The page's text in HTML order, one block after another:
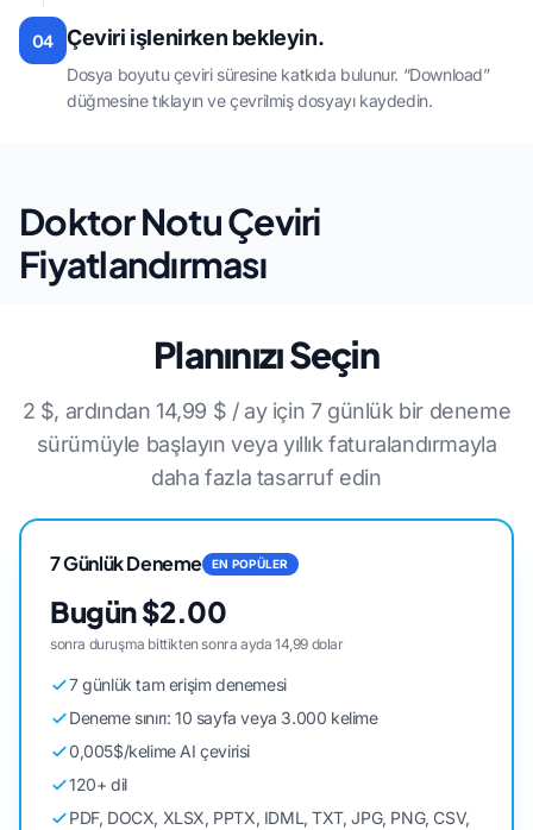
04 Çeviri işlenirken bekleyin.
Dosya boyutu çeviri süresine katkıda bulunur. “Download”
düğmesine tıklayın ve çevrilmiş dosyayı kaydedin.
Doktor Notu Çeviri
Fiyatlandırması
Planınızı Seçin
2 $, ardından 14,99 $ / ay için 7 günlük bir deneme
sürümüyle başlayın veya yıllık faturalandırmayla
daha fazla tasarruf edin
7 Günlük Deneme EN POPÜLER
Bugün $2.00
sonra duruşma bittikten sonra ayda 14,99 dolar
7 günlük tam erişim denemesi
Deneme sınırı: 10 sayfa veya 3.000 kelime
0,005$/kelime AI çevirisi
120+ dil
PDF, DOCX, XLSX, PPTX, IDML, TXT, JPG, PNG, CSV,